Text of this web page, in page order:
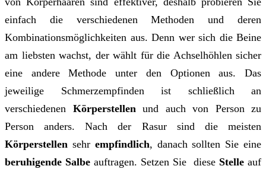
einfach die verschiedenen Methoden und deren
Kombinationsmöglichkeiten aus. Denn wer sich die Beine
am liebsten wachst, der wählt für die Achselhöhlen sicher
eine andere Methode unter den Optionen aus. Das
jeweilige Schmerzempfinden ist schließlich an
verschiedenen Körperstellenund auch von Person zu
Person anders. Nach der Rasur sind die meisten
Körperstellen sehr empfindlich, danach sollten Sie eine
beruhigende Salbe auftragen. Setzen Sie diese Stelle auf